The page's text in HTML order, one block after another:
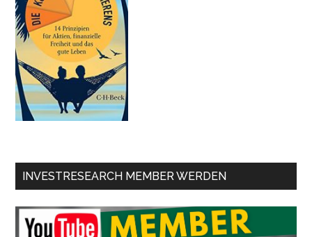
INVESTRESEARCH MEMBER WERDEN